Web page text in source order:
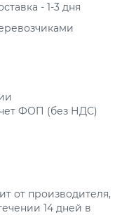
- 1-3 дня
ФОП (без НДС)
от производителя,
14 дней в